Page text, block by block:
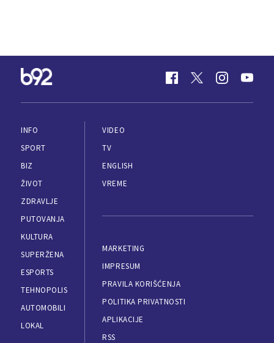
INFO
SPORT
BIZ
ŽIVOT
ZDRAVLJE
PUTOVANJA
KULTURA
SUPERŽENA
ESPORTS
TEHNOPOLIS
AUTOMOBILI
LOKAL
VIDEO
TV
ENGLISH
VREME
MARKETING
IMPRESUM
PRAVILA KORIŠĆENJA
POLITIKA PRIVATNOSTI
APLIKACIJE
RSS